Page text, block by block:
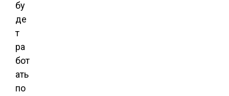
бу
де
т
ра
бот
ать
по